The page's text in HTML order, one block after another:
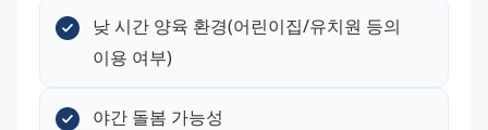
낮 시간 양육 환경(어린이집/유치원 등의
이용 여부)
야간 돌봄 가능성